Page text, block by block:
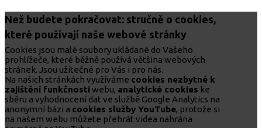
Než budete pokračovat: stručně o cookies,
které používají naše webové stránky
Cookies jsou malé soubory ukládané do Vašeho
prohlížeče, které běžně používá většina webových
stránek. Jsou užitečné pro Vás i pro nás.
Na našich stránkách využíváme cookies nezbytné k
zajištění funkčnosti webu, analytické cookies ke
sběru a vyhodnocení dat ve službě Google Analytics na
anonymní bázi a cookies služby YouTube, protože si
na našem webu můžete přehrát videa nahrána